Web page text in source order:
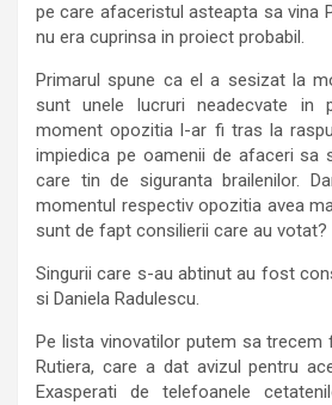
pe care afaceristul asteapta sa vina
nu era cuprinsa in proiect probabil.
Primarul spune ca el a sesizat la
sunt unele lucruri neadecvate in
moment opozitia l-ar fi tras la
impiedica pe oamenii de afaceri sa
care tin de siguranta brailenilor.
momentul respectiv opozitia avea
sunt de fapt consilierii care au votat?
Singurii care s-au abtinut au fost
si Daniela Radulescu.
Pe lista vinovatilor putem sa trecem
Rutiera, care a dat avizul pentru
Exasperati de telefoanele